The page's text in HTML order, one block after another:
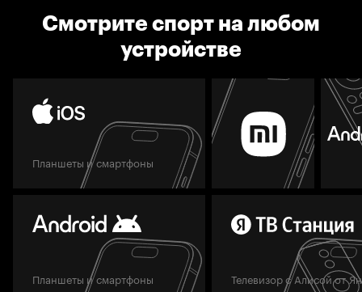
Смотрите спорт на любом
устройстве
Планшеты и смартфоны
Планшеты и смартфоны Телевизор с Алисой от